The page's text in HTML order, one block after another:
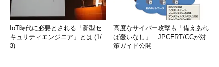
IoT時代に必要とされる「新型セ
キュリティエンジニア」とは (1/
3)
高度なサイバー攻撃も「備えあれ
ば憂いなし」、JPCERT/CCが対
策ガイド公開